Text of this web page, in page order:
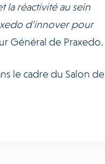
la réactivité au sein
d’innover pour
Général de Praxedo.
le cadre du Salon de